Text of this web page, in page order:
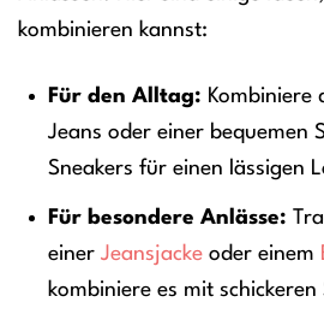
kombinieren kannst:
Für den Alltag: Kombiniere
Jeans oder einer bequemen
Sneakers für einen lässigen
Für besondere Anlässe:
einerJeansjacke oder einem
kombiniere es mit